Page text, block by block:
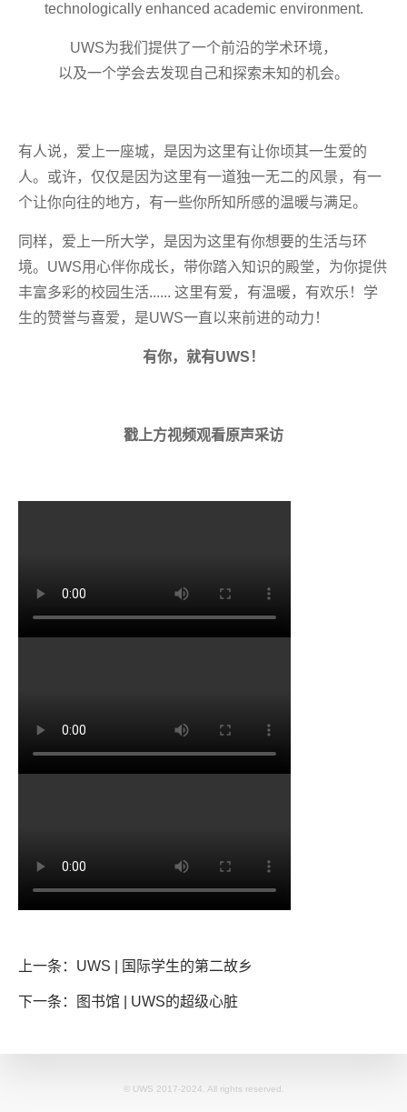
technologically enhanced academic environment.
UWS为我们提供了一个前沿的学术环境 ，
以及一个学会去发现自己和探索未知的机会。
有人说，爱上一座城，是因为这里有让你顷其一生爱的
人。或许，仅仅是因为这里有一道独一无二的风景，有一
个让你向往的地方，有一些你所知所感的温暖与满足。
同样，爱上一所大学，是因为这里有你想要的生活与环
境。UWS用心伴你成长，带你踏入知识的殿堂，为你提供
丰富多彩的校园生活...... 这里有爱，有温暖，有欢乐！学
生的赞誉与喜爱，是UWS一直以来前进的动力！
有你，就有UWS！
戳上方视频观看原声采访
上一条：UWS | 国际学生的第二故乡
下一条：图书馆 | UWS的超级心脏
© UWS 2017-2024. All rights reserved.